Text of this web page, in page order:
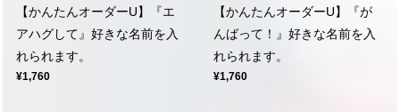
【かんたんオーダーU】『エ
アハグして』好きな名前を入
れられます。
¥1,760
【かんたんオーダーU】『が
んばって！』好きな名前を入
れられます。
¥1,760